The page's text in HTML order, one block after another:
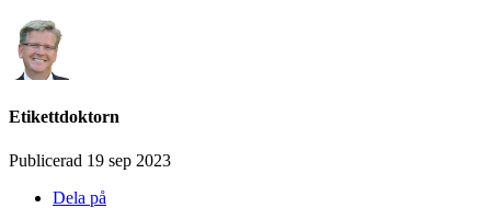
Etikettdoktorn
Publicerad 19 sep 2023
Dela på